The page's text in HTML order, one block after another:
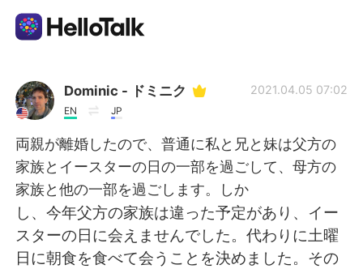
Aplicativo de troca de idioma
AI Grammar Checker
Português
English 简体中文
Dominic - ドミニク
EN JP
2021.04.05 07:02
両親が離婚したので、普通に私と兄と妹は父方の
家族とイースターの日の一部を過ごして、母方の
家族と他の一部を過ごします。しか
し、今年父方の家族は違った予定があり、イー
スターの日に会えませんでした。代わりに土曜
日に朝食を食べて会うことを決めました。その